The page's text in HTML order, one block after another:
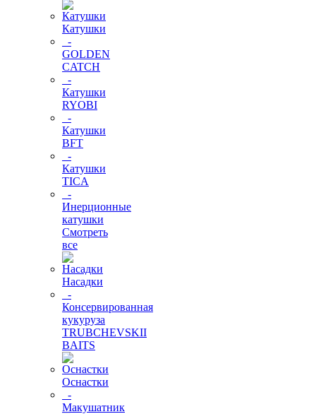
Катушки
-
GOLDEN
CATCH
-
Катушки
RYOBI
-
Катушки
BFT
-
Катушки
TICA
-
Инерционные
катушки
Смотреть
все
Насадки
-
Консервированная
кукуруза
TRUBCHEVSKII
BAITS
Оснастки
-
Макушатник